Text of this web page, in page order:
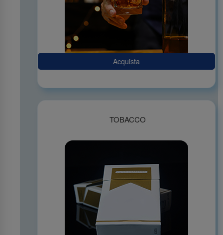
Acquista
TOBACCO